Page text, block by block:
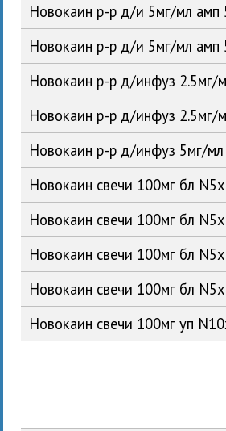
Новокаин р-р д/и 5мг/мл
Новокаин р-р д/и 5мг/мл
Новокаин р-р д/инфуз
Новокаин р-р д/инфуз
Новокаин р-р д/инфуз 5мг/
Новокаин свечи 100мг бл
Новокаин свечи 100мг бл
Новокаин свечи 100мг бл
Новокаин свечи 100мг бл
Новокаин свечи 100мг уп